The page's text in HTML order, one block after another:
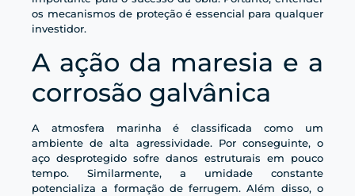
os mecanismos de proteção é essencial para qualquer
investidor.
A ação da maresia e a
corrosão galvânica
A atmosfera marinha é classificada como um
ambiente de alta agressividade. Por conseguinte, o
aço desprotegido sofre danos estruturais em pouco
tempo. Similarmente, a umidade constante
potencializa a formação de ferrugem. Além disso, o